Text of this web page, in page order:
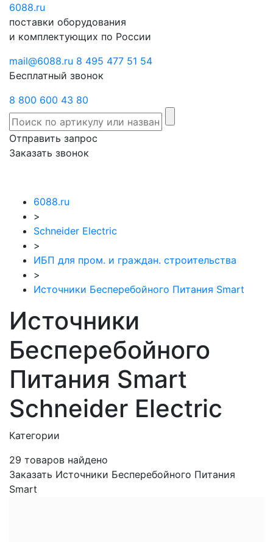
6088.ru
поставки оборудования
и комплектующих по России
mail@6088.ru 8 495 477 51 54
Бесплатный звонок
8 800 600 43 80
Отправить запрос
Заказать звонок
6088.ru
>
Schneider Electric
>
ИБП для пром. и граждан. строительства
>
Источники Бесперебойного Питания Smart
Источники
Бесперебойного
Питания Smart
Schneider Electric
Категории
29 товаров найдено
Заказать Источники Бесперебойного Питания
Smart
Отправить
запрос
звонок